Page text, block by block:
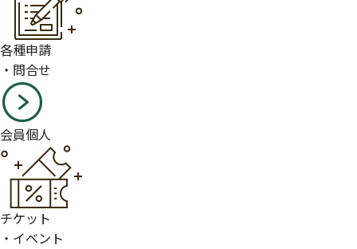
各種申請
・問合せ
会員個人
チケット
・イベント